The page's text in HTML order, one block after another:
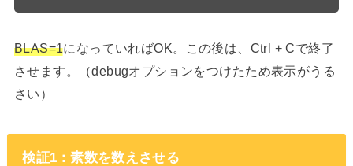
BLAS=1になっていればOK。この後は、Ctrl + Cで終了
させます。（debugオプションをつけたため表示がうる
さい）
検証1：素数を数えさせる